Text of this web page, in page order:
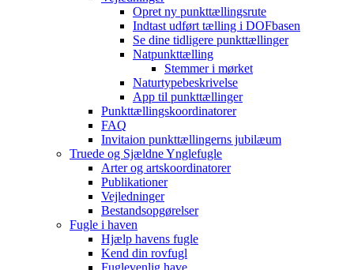
Opret ny punkttællingsrute
Indtast udført tælling i DOFbasen
Se dine tidligere punkttællinger
Natpunkttælling
Stemmer i mørket
Naturtypebeskrivelse
App til punkttællinger
Punkttællingskoordinatorer
FAQ
Invitaion punkttællingerns jubilæum
Truede og Sjældne Ynglefugle
Arter og artskoordinatorer
Publikationer
Vejledninger
Bestandsopgørelser
Fugle i haven
Hjælp havens fugle
Kend din rovfugl
Fuglevenlig have